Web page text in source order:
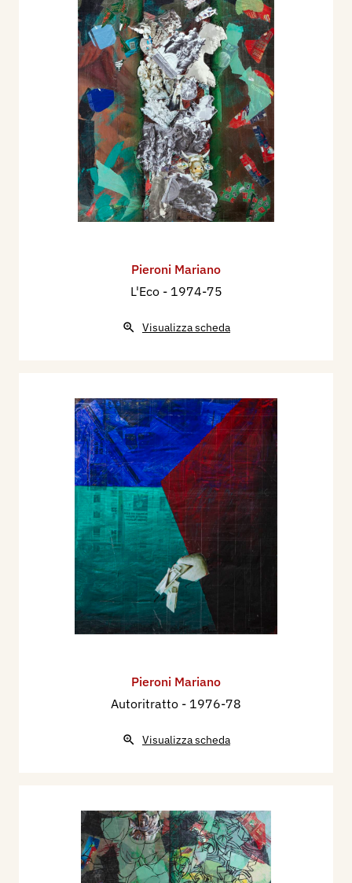
Pieroni Mariano
L'Eco - 1974-75
Visualizza scheda
Pieroni Mariano
Autoritratto - 1976-78
Visualizza scheda